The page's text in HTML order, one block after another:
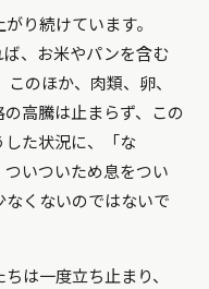
り続けています。
、お米やパンを含む
このほか、肉類、卵、
高騰は止まらず、この
した状況に、「な
いついため息をつい
くないのではないで
は一度立ち止まり、